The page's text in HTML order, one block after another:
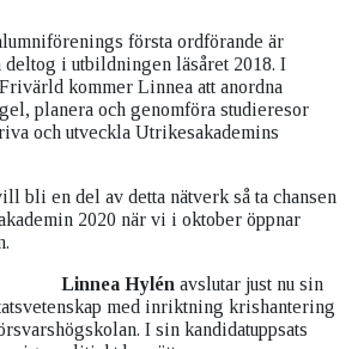
första ordförande är
deltog i utbildningen läsåret 2018. I
kommer Linnea att anordna
planera och genomföra studieresor
och utveckla Utrikesakademins
bli en del av detta nätverk så ta chansen
2020 när vi i oktober öppnar
Linnea Hylén avslutar just nu sin
med inriktning krishantering
I sin kandidatuppsats